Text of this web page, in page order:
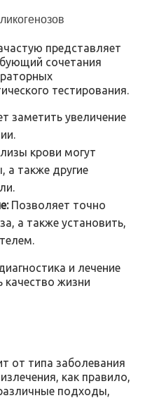
представляет
сочетания
тестирования.
заметить увеличение
крови могут
а также другие
Позволяет точно
а также установить,
и лечение
качество жизни
от типа заболевания
как правило,
подходы,